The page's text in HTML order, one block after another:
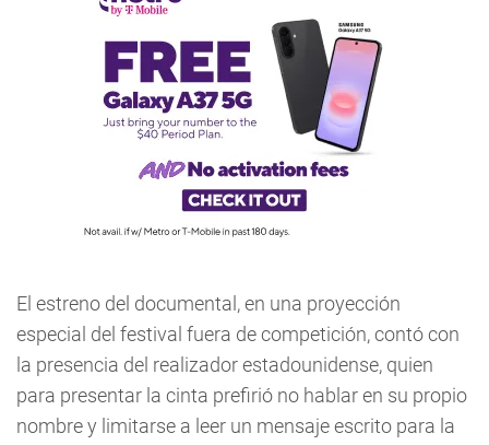
El estreno del documental, en una proyección
especial del festival fuera de competición, contó con
la presencia del realizador estadounidense, quien
para presentar la cinta prefirió no hablar en su propio
nombre y limitarse a leer un mensaje escrito para la